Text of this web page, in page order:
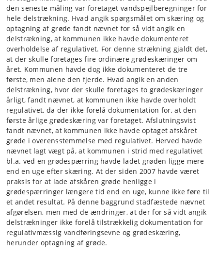
den seneste måling var foretaget vandspejlberegninger for
hele delstrækning. Hvad angik spørgsmålet om skæring og
optagning af grøde fandt nævnet for så vidt angik en
delstrækning, at kommunen ikke havde dokumenteret
overholdelse af regulativet. For denne strækning gjaldt det,
at der skulle foretages fire ordinære grødeskæringer om
året. Kommunen havde dog ikke dokumenteret de tre
første, men alene den fjerde. Hvad angik en anden
delstrækning, hvor der skulle foretages to grødeskæringer
årligt, fandt nævnet, at kommunen ikke havde overholdt
regulativet, da der ikke forelå dokumentation for, at den
første årlige grødeskæring var foretaget. Afslutningsvist
fandt nævnet, at kommunen ikke havde optaget afskåret
grøde i overensstemmelse med regulativet. Herved havde
nævnet lagt vægt på, at kommunen i strid med regulativet
bl.a. ved en grødespærring havde ladet grøden ligge mere
end en uge efter skæring. At der siden 2007 havde været
praksis for at lade afskåren grøde henligge i
grødespærringer længere tid end en uge, kunne ikke føre til
et andet resultat. På denne baggrund stadfæstede nævnet
afgørelsen, men med de ændringer, at der for så vidt angik
delstrækninger ikke forelå tilstrækkelig dokumentation for
regulativmæssig vandføringsevne og grødeskæring,
herunder optagning af grøde.